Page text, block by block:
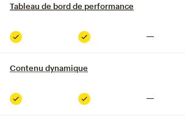
Tableau de bord de performance
Inclus Inclus
Contenu dynamique
Inclus Inclus